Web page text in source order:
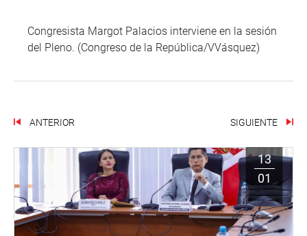
Congresista Margot Palacios interviene en la sesión
del Pleno. (Congreso de la República/VVásquez)
ANTERIOR SIGUIENTE
13
01